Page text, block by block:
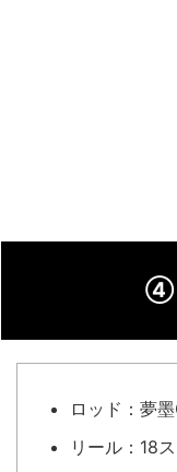
④
ロッド：夢
リール：18